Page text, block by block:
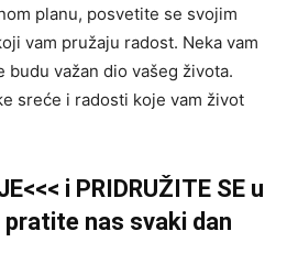
planu, posvetite se svojim
vam pružaju radost. Neka vam
budu važan dio vašeg života.
sreće i radosti koje vam život
i PRIDRUŽITE SE u
pratite nas svaki dan